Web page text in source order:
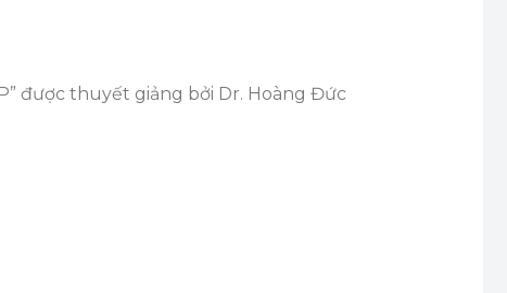
được thuyết giảng bởi Dr. Hoàng Đức